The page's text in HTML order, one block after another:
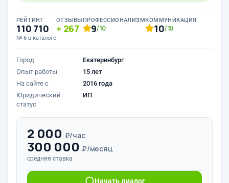
РЕЙТИНГ
110 710
№ 6 в каталоге
ОТЗЫВЫ
267
ПРОФЕССИОНАЛИЗМ
9/10
КОММУНИКАЦИЯ
10/10
Город
Екатеринбург
Опыт работы
15 лет
На сайте с
2016 года
Юридический
статус
ИП
2 000 ₽/час
300 000 ₽/месяц
средняя ставка
Начать диалог